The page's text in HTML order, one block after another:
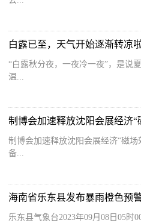
白露已至，天气开始逐渐转凉啦
“白露秋分夜，一夜冷一夜”，是说
温...
制博会加速释放沈阳会展经济“
制博会加速释放沈阳会展经济“磁
备...
海南省乐东县发布暴雨橙色预
乐东县气象台2023年09月08日05时